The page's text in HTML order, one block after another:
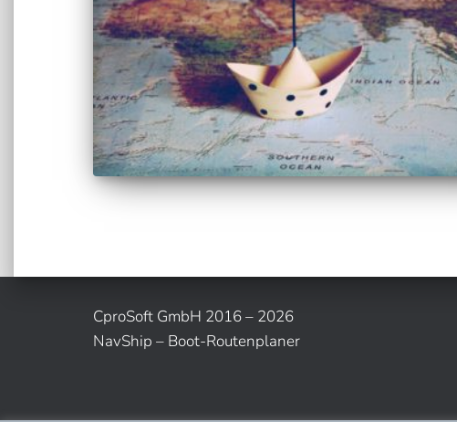
CproSoft GmbH 2016 – 2026
NavShip – Boot-Routenplaner